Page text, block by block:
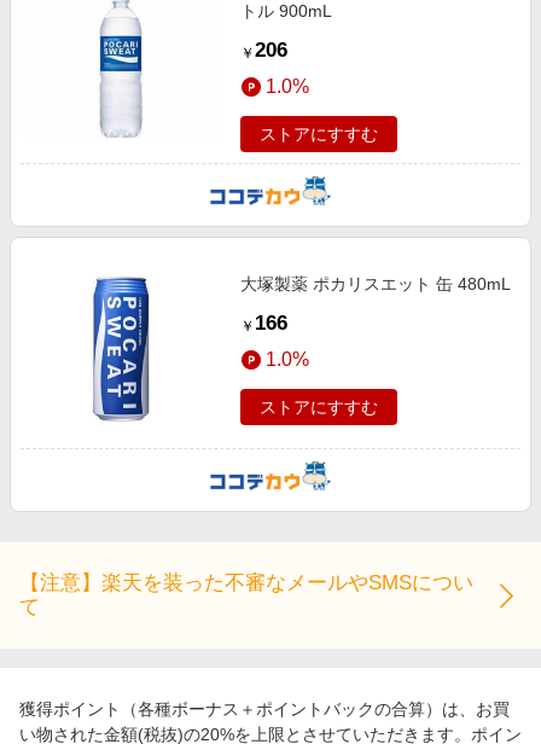
トル 900mL
￥ 206
1.0%
ストアにすすむ
大塚製薬 ポカリスエット 缶 480mL
￥ 166
1.0%
ストアにすすむ
【注意】楽天を装った不審なメールやSMSについ
て
獲得ポイント（各種ボーナス＋ポイントバックの合算）は、お買
い物された金額(税抜)の20%を上限とさせていただきます。ポイン